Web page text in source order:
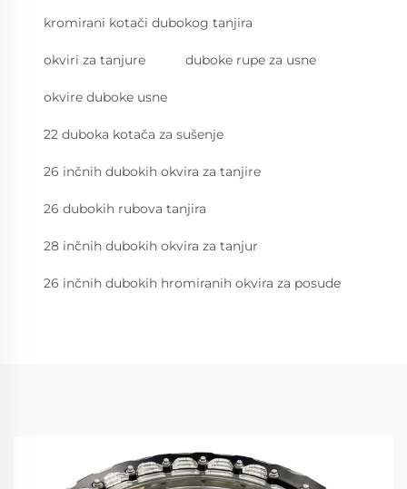
kromirani kotači dubokog tanjira
okviri za tanjure duboke rupe za usne
okvire duboke usne
22 duboka kotača za sušenje
26 inčnih dubokih okvira za tanjire
26 dubokih rubova tanjira
28 inčnih dubokih okvira za tanjur
26 inčnih dubokih hromiranih okvira za posude